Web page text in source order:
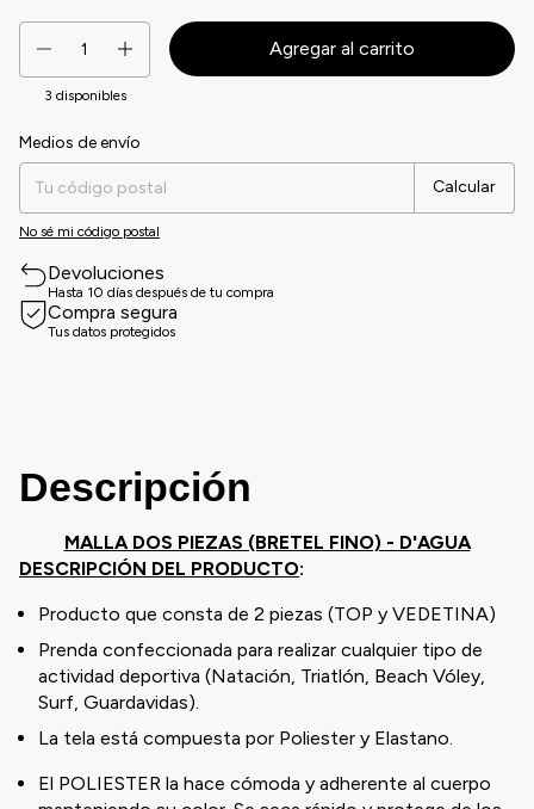
3 disponibles
Entregas para el CP:
Medios de envío
Calcular
No sé mi código postal
Devoluciones
Hasta 10 días después de tu compra
Compra segura
Tus datos protegidos
Descripción
MALLA DOS PIEZAS (BRETEL FINO) - D'AGUA
DESCRIPCIÓN DEL PRODUCTO:
Producto que consta de 2 piezas (TOP y VEDETINA)
Prenda confeccionada para realizar cualquier tipo de
actividad deportiva (Natación, Triatlón, Beach Vóley,
Surf, Guardavidas).
La tela está compuesta por Poliester y Elastano.
El POLIESTER la hace cómoda y adherente al cuerpo